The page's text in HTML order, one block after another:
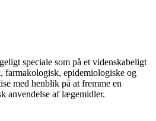
speciale som på et videnskabeligt
farmakologisk, epidemiologiske og
med henblik på at fremme en
anvendelse af lægemidler.